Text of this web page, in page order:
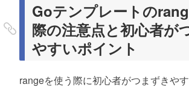
Goテンプレートの
際の注意点と初心者が
やすいポイント
rangeを使う際に初心者がつまずきや